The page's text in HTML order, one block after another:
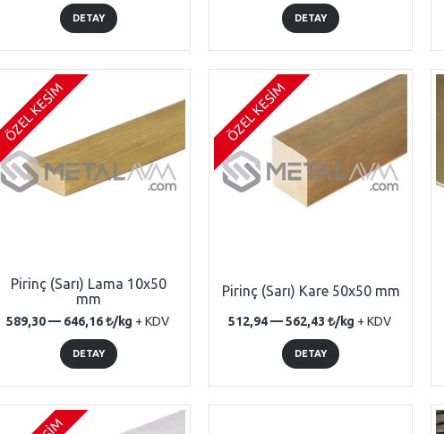
DETAY DETAY
ÖZEL KESİM
Pirinç (Sarı) Lama 10x50
mm
589,30 — 646,16 /kg + KDV
DETAY
ÖZEL KESİM
Pirinç (Sarı) Kare 50x50 mm
512,94 —562,43 /kg + KDV
DETAY